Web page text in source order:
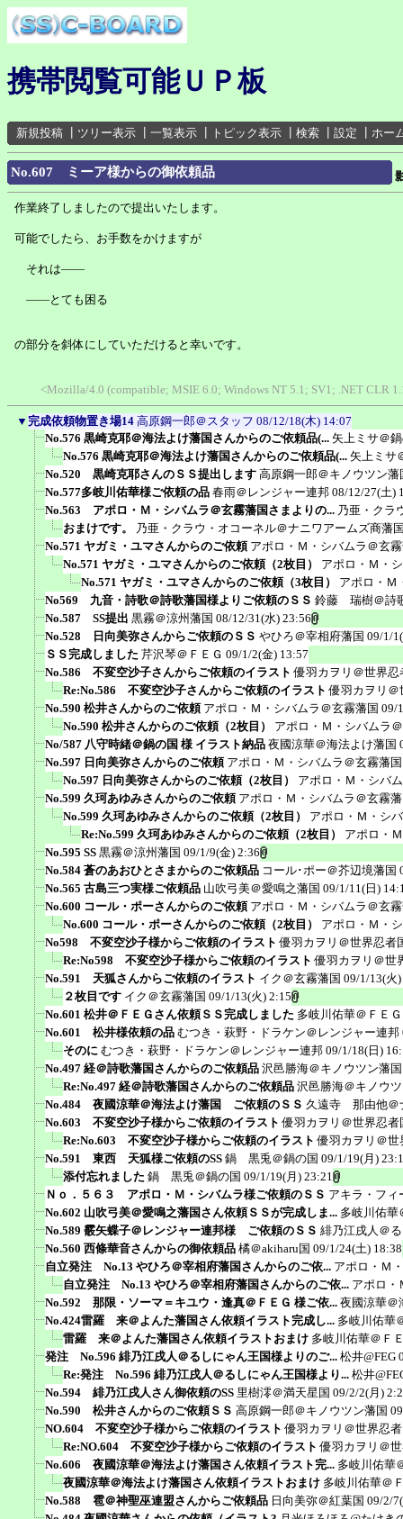
携帯閲覧可能ＵＰ板
新規投稿 ツリー表示 一覧表示 トピック表示 検索 設定 ホー
No.607 ミーア様からの御依頼品
作業終了しましたので提出いたします。
可能でしたら、お手数をかけますが
それは――
――とても困る
の部分を斜体にしていただけると幸いです。
<Mozilla/4.0 (compatible; MSIE 6.0; Windows NT 5.1; SV1; .NET CLR
▼ 完成依頼物置き場14 高原鋼一郎＠スタッフ 08/12/18(木) 14:07
No.576 黒崎克耶＠海法よけ藩国さんからのご依頼品(... 矢上ミサ＠
No.576 黒崎克耶＠海法よけ藩国さんからのご依頼品(... 矢上ミサ
No.520 黒崎克耶さんのＳＳ提出します 高原鋼一郎＠キノウツン藩
No.577多岐川佑華様ご依頼の品 春雨＠レンジャー連邦 08/12/27(土)
No.563 アポロ・Ｍ・シバムラ＠玄霧藩国さまよりの... 乃亜・クラ
おまけです。
乃亜・クラウ・オコーネル＠ナニワアームズ商藩
No.571 ヤガミ・ユマさんからのご依頼 アポロ・Ｍ・シバムラ＠玄
No.571 ヤガミ・ユマさんからのご依頼（2枚目）
アポロ・Ｍ・
No.571 ヤガミ・ユマさんからのご依頼（3枚目）
アポロ・Ｍ
No569 九音・詩歌＠詩歌藩国様よりご依頼のＳＳ 鈴藤 瑞樹＠詩
No.587 SS提出 黒霧＠涼州藩国 08/12/31(水) 23:56
No.528 日向美弥さんからご依頼のＳＳ やひろ＠宰相府藩国 09/1/
ＳＳ完成しました 芹沢琴＠ＦＥＧ 09/1/2(金) 13:57
No.586 不変空沙子さんからご依頼のイラスト 優羽カヲリ＠世界忍
Re:No.586 不変空沙子さんからご依頼のイラスト 優羽カヲリ＠
No.590 松井さんからのご依頼 アポロ・Ｍ・シバムラ＠玄霧藩国 09/
No.590 松井さんからのご依頼（2枚目）
アポロ・Ｍ・シバムラ
No/587 八守時緒＠鍋の国 様 イラスト納品 夜國涼華＠海法よけ藩国
No.597 日向美弥さんからのご依頼 アポロ・Ｍ・シバムラ＠玄霧藩国
No.597 日向美弥さんからのご依頼（2枚目）
アポロ・Ｍ・シバ
No.599 久珂あゆみさんからのご依頼 アポロ・Ｍ・シバムラ＠玄霧
No.599 久珂あゆみさんからのご依頼（2枚目）
アポロ・Ｍ・シ
Re:No.599 久珂あゆみさんからのご依頼（2枚目）
アポロ・
No.595 SS 黒霧＠涼州藩国 09/1/9(金) 2:36
No.584 蒼のあおひとさまからのご依頼品 コール･ポー＠芥辺境藩国
No.565 古島三つ実様ご依頼品 山吹弓美＠愛鳴之藩国 09/1/11(日)
No.600 コール・ポーさんからのご依頼 アポロ・Ｍ・シバムラ＠玄
No.600 コール・ポーさんからのご依頼（2枚目）
アポロ・Ｍ・
No598 不変空沙子様からご依頼のイラスト 優羽カヲリ＠世界忍者
Re:No598 不変空沙子様からご依頼のイラスト 優羽カヲリ＠世
No.591 天狐さんからご依頼のイラスト イク＠玄霧藩国 09/1/13(火
２枚目です イク＠玄霧藩国 09/1/13(火) 2:15
No.601 松井＠ＦＥＧさん依頼ＳＳ完成しました 多岐川佑華＠ＦＥＧ
No.601 松井様依頼の品 むつき・萩野・ドラケン＠レンジャー連邦
そのに むつき・萩野・ドラケン＠レンジャー連邦 09/1/18(日)
No.497 経＠詩歌藩国さんからのご依頼品 沢邑勝海＠キノウツン藩国
Re:No.497 経＠詩歌藩国さんからのご依頼品 沢邑勝海＠キノウ
No.484 夜國涼華＠海法よけ藩国 ご依頼のＳＳ 久遠寺 那由他＠
No.603 不変空沙子様からご依頼のイラスト 優羽カヲリ＠世界忍者
Re:No.603 不変空沙子様からご依頼のイラスト 優羽カヲリ＠世
No.591 東西 天狐様ご依頼のSS 鍋 黒兎＠鍋の国 09/1/19(月)
添付忘れました 鍋 黒兎＠鍋の国 09/1/19(月) 23:21
Ｎｏ．５６３ アポロ・Ｍ・シバムラ様ご依頼のＳＳ アキラ・フィ
No.602 山吹弓美＠愛鳴之藩国さん依頼ＳＳが完成しま... 多岐川佑華
No.589 霰矢蝶子＠レンジャー連邦様 ご依頼のＳＳ 緋乃江戌人＠
No.560 西條華音さんからの御依頼品 橘＠akiharu国 09/1/24(土) 18:38
自立発注 No.13 やひろ＠宰相府藩国さんからのご依... アポロ・Ｍ
自立発注 No.13 やひろ＠宰相府藩国さんからのご依... アポロ・
No.592 那限・ソーマ＝キユウ・逢真＠ＦＥＧ 様ご依... 夜國涼華＠
No.424雷羅 来＠よんた藩国さん依頼イラスト完成し... 多岐川佑華
雷羅 来＠よんた藩国さん依頼イラストおまけ 多岐川佑華＠Ｆ
発注 No.596 緋乃江戌人＠るしにゃん王国様よりのご... 松井@FEG
Re:発注 No.596 緋乃江戌人＠るしにゃん王国様より... 松井
No.594 緋乃江戌人さん御依頼のSS 里樹澪＠満天星国 09/2/2(月)
No.590 松井さんからのご依頼ＳＳ 高原鋼一郎＠キノウツン藩国
NO.604 不変空沙子様からご依頼のイラスト 優羽カヲリ＠世界忍
Re:NO.604 不変空沙子様からご依頼のイラスト 優羽カヲリ＠
No.606 夜國涼華＠海法よけ藩国さん依頼イラスト完... 多岐川佑華
夜國涼華＠海法よけ藩国さん依頼イラストおまけ 多岐川佑華＠
No.588 雹＠神聖巫連盟さんからご依頼品 日向美弥＠紅葉国 09/2/